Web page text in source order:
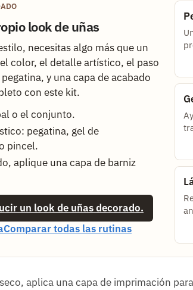
look de uñas
necesitas algo más que un
color, el detalle artístico, el paso
y una capa de acabado
con este kit.
o el conjunto.
pegatina, gel de
pincel.
aplique una capa de barniz
un look de uñas decorado.
Comparar todas las rutinas
aplica una capa de imprimación